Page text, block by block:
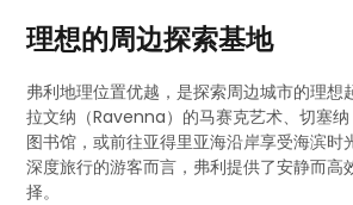
理想的周边探索基地
弗利地理位置优越，是探索周边城市的理想
拉文纳（Ravenna）的马赛克艺术、切塞
图书馆，或前往亚得里亚海沿岸享受海滨时
深度旅行的游客而言，弗利提供了安静而高
择。